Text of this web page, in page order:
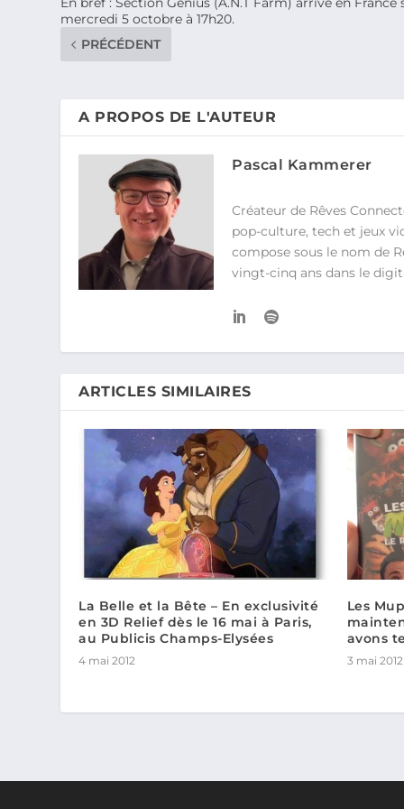
mercredi 5 octobre à 17h20.
PRÉCÉDENT
A PROPOS DE L'AUTEUR
Pascal Kammerer
Créateur de Rêves
pop-culture, tech et jeux
compose sous le nom de
vingt-cinq ans dans le
ARTICLES SIMILAIRES
La Belle et la Bête – En exclusivité
en 3D Relief dès le 16 mai à Paris,
au Publicis Champs-Elysées
4 mai 2012
Les
avons
3 mai 2012